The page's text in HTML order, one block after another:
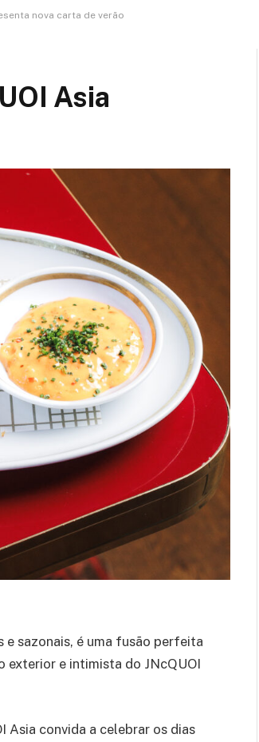
nova carta de verão
Asia
sazonais, é uma fusão perfeita
exterior e intimista do JNcQUOI
Asia convida a celebrar os dias